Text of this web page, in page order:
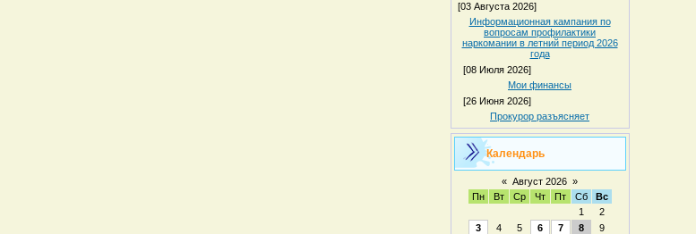
[03 Августа 2026]
Информационная кампания по
вопросам профилактики
наркомании в летний период 2026
года
[08 Июля 2026]
Мои финансы
[26 Июня 2026]
Прокурор разъясняет
Календарь
« Август 2026 »
Пн
Вт Ср Чт Пт Сб
Вс
1
2
3
4 5 6 7 8
9